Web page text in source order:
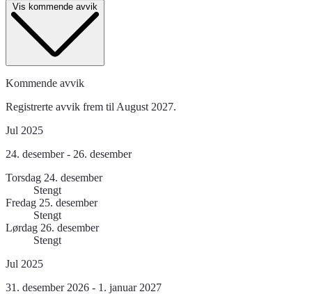
Vis kommende avvik
Kommende avvik
Registrerte avvik frem til August 2027.
Jul 2025
24. desember - 26. desember
Torsdag 24. desember
Stengt
Fredag 25. desember
Stengt
Lørdag 26. desember
Stengt
Jul 2025
31. desember 2026 - 1. januar 2027